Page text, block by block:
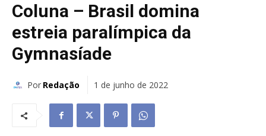
Coluna – Brasil domina
estreia paralímpica da
Gymnasíade
Por Redação 1 de junho de 2022